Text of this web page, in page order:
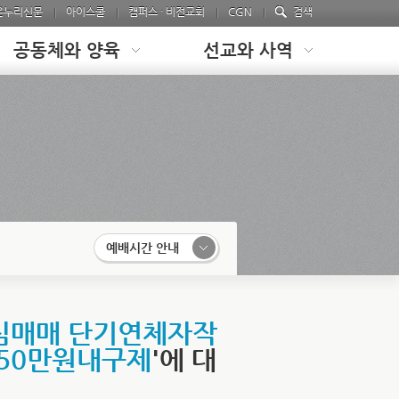
누리신문 아이스쿨 캠퍼스 · 비전교회 CGN 검색
공동체와 양육 선교와 사역
예배시간 안내
매 단기연체자작
만원내구제 '에 대